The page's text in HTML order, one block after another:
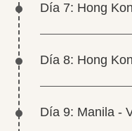
Día 7: Hong
Día 8: Hong
Día 9: Manila -